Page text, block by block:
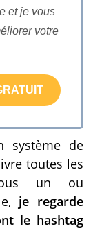
et je vous
votre
système de
toutes les
un ou
je regarde
le hashtag